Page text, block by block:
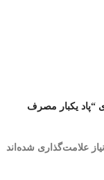
“پاد یکبار مصرف
علامت‌گذاری شده‌اند